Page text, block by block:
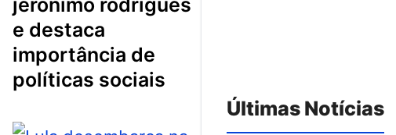
e destaca
importância de
políticas sociais
Últimas Notícias